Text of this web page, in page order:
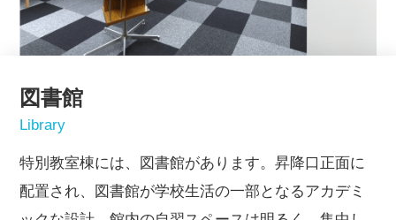
図書館
Library
特別教室棟には、図書館があります。昇降口正面に
配置され、図書館が学校生活の一部となるアカデミ